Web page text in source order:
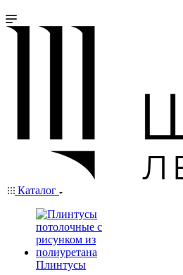
Каталог
Плинтусы